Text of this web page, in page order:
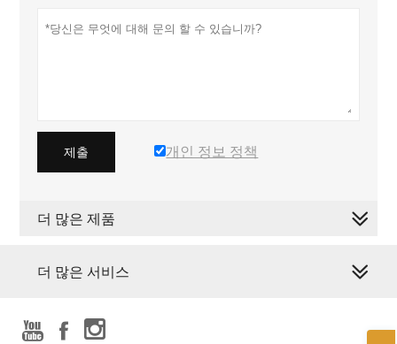
제출 개인 정보 정책
더 많은 제품
더 많은 서비스
  